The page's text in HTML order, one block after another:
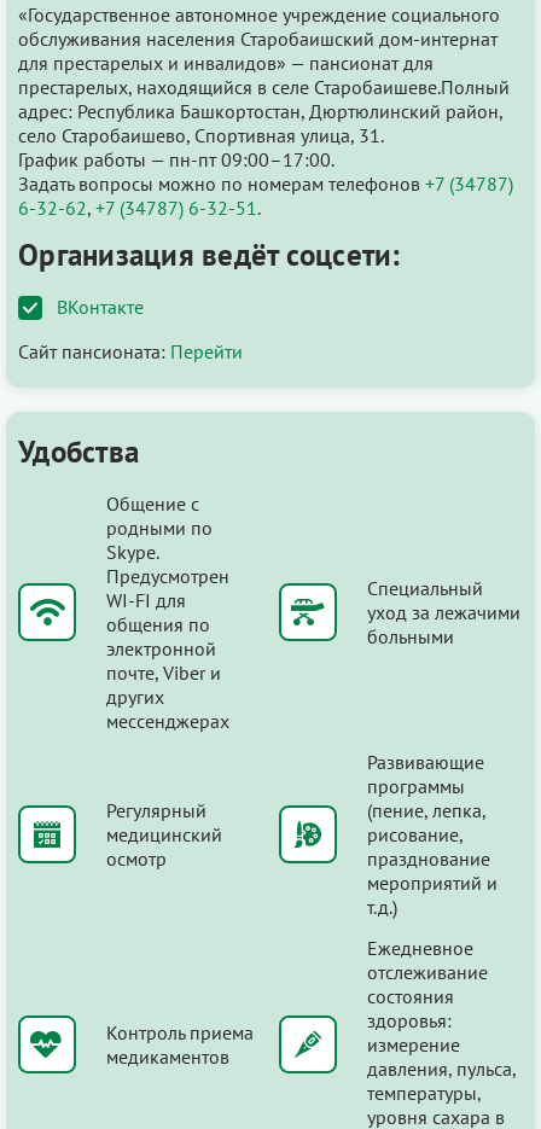
«Государственное автономное учреждение социального
обслуживания населения Старобаишский дом-интернат
для престарелых и инвалидов» — пансионат для
престарелых, находящийся в селе Старобаишеве.Полный
адрес: Республика Башкортостан, Дюртюлинский район,
село Старобаишево, Спортивная улица, 31.
График работы — пн-пт 09:00–17:00.
Задать вопросы можно по номерам телефонов +7 (34787)
6-32-62, +7 (34787) 6-32-51 .
Организация ведёт соцсети:
ВКонтакте
Сайт пансионата: Перейти
Удобства
Общение с
родными по
Skype.
Предусмотрен
WI-FI для
общения по
электронной
почте, Viber и
других
мессенджерах
Специальный
уход за лежачими
больными
Регулярный
медицинский
осмотр
Развивающие
программы
(пение, лепка,
рисование,
празднование
мероприятий и
т.д.)
Контроль приема
медикаментов
Ежедневное
отслеживание
состояния
здоровья:
измерение
давления, пульса,
температуры,
уровня сахара в